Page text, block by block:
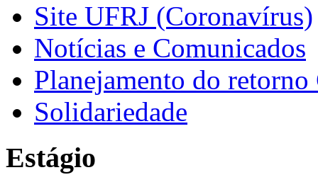
Site UFRJ (Coronavírus)
Notícias e Comunicados
Planejamento do retorno
Solidariedade
Estágio